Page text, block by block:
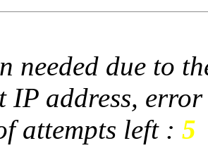
needed due to
IP address,
attempts left : 5